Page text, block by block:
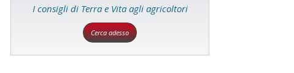
I consigli di Terra e Vita agli agricoltori
Cerca adesso